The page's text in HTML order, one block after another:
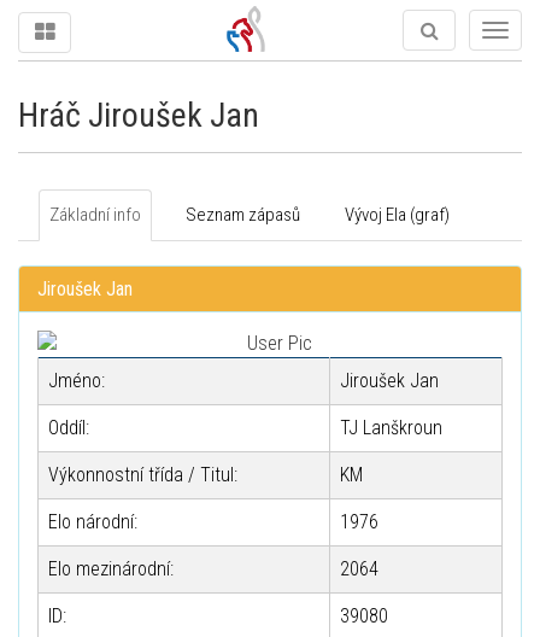
Hráč Jiroušek Jan
Základní info Seznam zápasů Vývoj Ela (graf)
Jiroušek Jan
Jméno: Jiroušek Jan
Oddíl: TJ Lanškroun
Výkonnostní třída / Titul: KM
Elo národní: 1976
Elo mezinárodní: 2064
ID: 39080